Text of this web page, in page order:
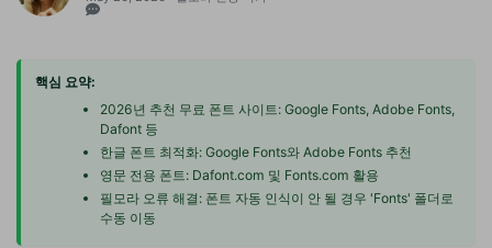
핵심 요약:
2026년 추천 무료 폰트 사이트: Google Fonts, Adobe Fonts,
Dafont 등
한글 폰트 최적화: Google Fonts와 Adobe Fonts 추천
영문 전용 폰트: Dafont.com 및 Fonts.com 활용
필모라 오류 해결: 폰트 자동 인식이 안 될 경우 'Fonts' 폴더로
수동 이동